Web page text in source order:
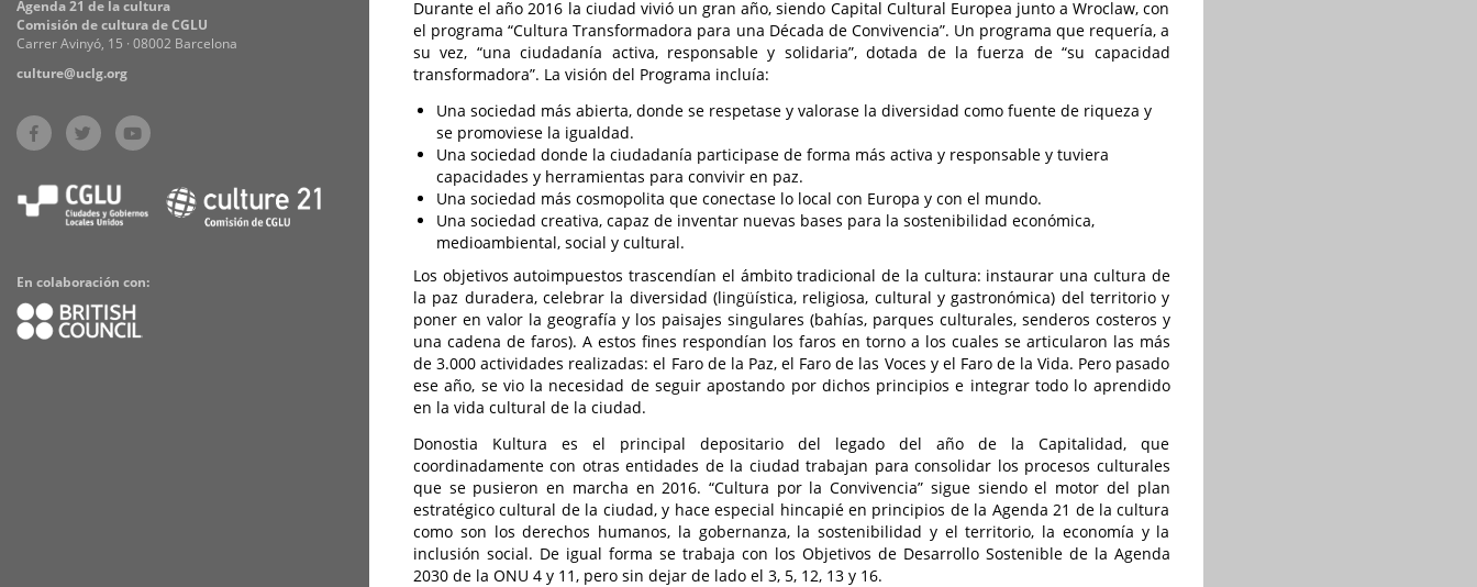
Agenda 21 de la cultura
Comisión de cultura de CGLU
Carrer Avinyó, 15 · 08002 Barcelona
culture@uclg.org
En colaboración con:
Durante el año 2016 la ciudad vivió un gran año, siendo Capital Cultural Europea junto a Wroclaw, con
el programa “Cultura Transformadora para una Década de Convivencia”. Un programa que requería, a
su vez, “una ciudadanía activa, responsable y solidaria”, dotada de la fuerza de “su capacidad
transformadora”. La visión del Programa incluía:
Una sociedad más abierta, donde se respetase y valorase la diversidad como fuente de riqueza y
se promoviese la igualdad.
Una sociedad donde la ciudadanía participase de forma más activa y responsable y tuviera
capacidades y herramientas para convivir en paz.
Una sociedad más cosmopolita que conectase lo local con Europa y con el mundo.
Una sociedad creativa, capaz de inventar nuevas bases para la sostenibilidad económica,
medioambiental, social y cultural.
Los objetivos autoimpuestos trascendían el ámbito tradicional de la cultura: instaurar una cultura de
la paz duradera, celebrar la diversidad (lingüística, religiosa, cultural y gastronómica) del territorio y
poner en valor la geografía y los paisajes singulares (bahías, parques culturales, senderos costeros y
una cadena de faros). A estos fines respondían los faros en torno a los cuales se articularon las más
de 3.000 actividades realizadas: el Faro de la Paz, el Faro de las Voces y el Faro de la Vida. Pero pasado
ese año, se vio la necesidad de seguir apostando por dichos principios e integrar todo lo aprendido
en la vida cultural de la ciudad.
Donostia Kultura es el principal depositario del legado del año de la Capitalidad, que
coordinadamente con otras entidades de la ciudad trabajan para consolidar los procesos culturales
que se pusieron en marcha en 2016. “Cultura por la Convivencia” sigue siendo el motor del plan
estratégico cultural de la ciudad, y hace especial hincapié en principios de la Agenda 21 de la cultura
como son los derechos humanos, la gobernanza, la sostenibilidad y el territorio, la economía y la
inclusión social. De igual forma se trabaja con los Objetivos de Desarrollo Sostenible de la Agenda
2030 de la ONU 4 y 11, pero sin dejar de lado el 3, 5, 12, 13 y 16.